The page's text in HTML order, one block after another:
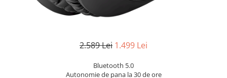
2.589 Lei 1.499 Lei
Bluetooth 5.0
Autonomie de pana la 30 de ore